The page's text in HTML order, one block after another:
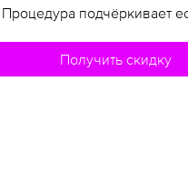
подчёркивает
Получить скидку